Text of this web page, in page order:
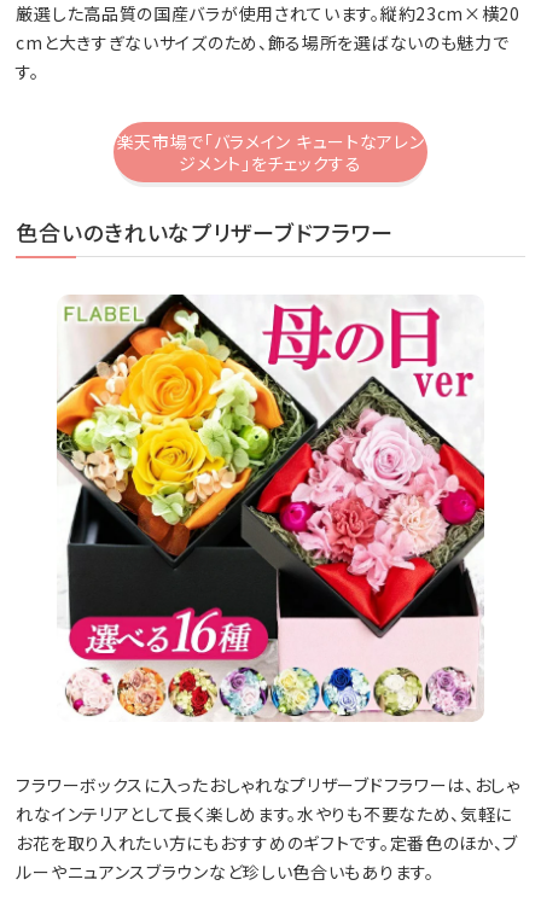
厳選した高品質の国産バラが使用されています。縦約23cm×横20
cmと大きすぎないサイズのため、飾る場所を選ばないのも魅力で
す。
楽天市場で「バラメイン キュートなアレン
ジメント」をチェックする
色合いのきれいなプリザーブドフラワー
フラワーボックスに入ったおしゃれなプリザーブドフラワーは、おしゃ
れなインテリアとして長く楽しめます。水やりも不要なため、気軽に
お花を取り入れたい方にもおすすめのギフトです。定番色のほか、ブ
ルーやニュアンスブラウンなど珍しい色合いもあります。